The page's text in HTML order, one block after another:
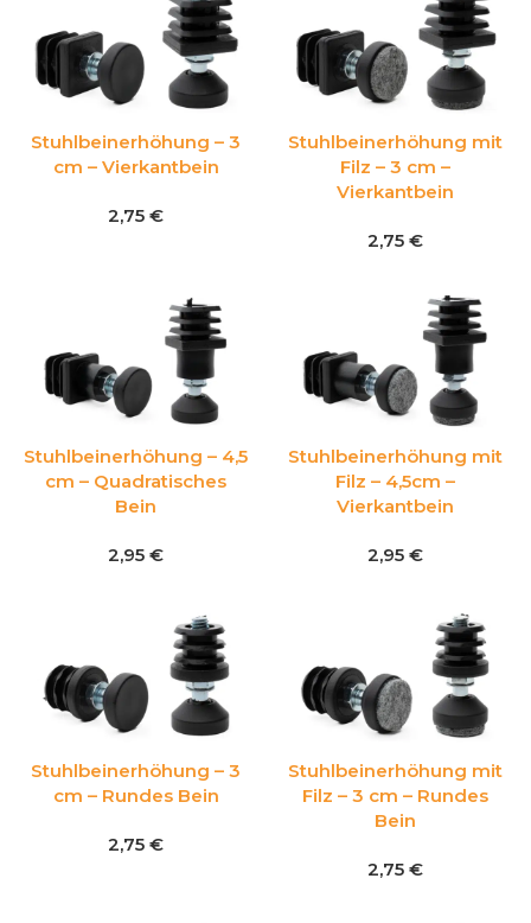
Stuhlbeinerhöhung – 3
cm – Vierkantbein
2,75 €
Stuhlbeinerhöhung mit
Filz – 3 cm –
Vierkantbein
2,75 €
Stuhlbeinerhöhung – 4,5
cm – Quadratisches
Bein
2,95 €
Stuhlbeinerhöhung mit
Filz – 4,5cm –
Vierkantbein
2,95 €
Stuhlbeinerhöhung – 3
cm – Rundes Bein
2,75 €
Stuhlbeinerhöhung mit
Filz – 3 cm – Rundes
Bein
2,75 €